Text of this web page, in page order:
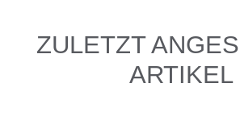
ZULETZT
ARTIKEL